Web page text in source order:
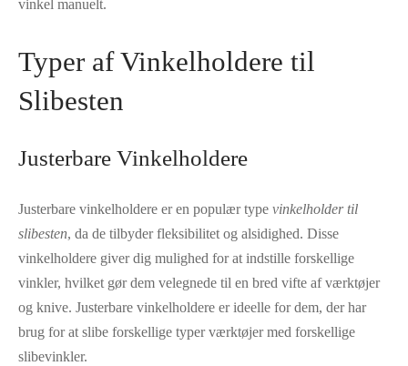
vinkel manuelt.
Typer af Vinkelholdere til
Slibesten
Justerbare Vinkelholdere
Justerbare vinkelholdere er en populær type vinkelholder til
slibesten, da de tilbyder fleksibilitet og alsidighed. Disse
vinkelholdere giver dig mulighed for at indstille forskellige
vinkler, hvilket gør dem velegnede til en bred vifte af værktøjer
og knive. Justerbare vinkelholdere er ideelle for dem, der har
brug for at slibe forskellige typer værktøjer med forskellige
slibevinkler.